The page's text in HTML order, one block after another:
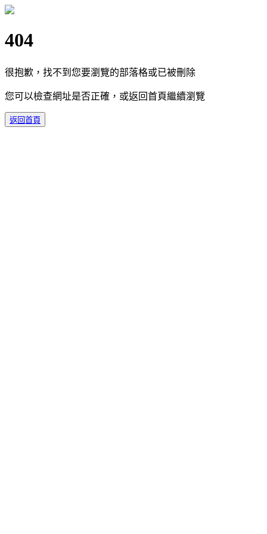
404
很抱歉，找不到您要瀏覽的部落格或已被刪除
您可以檢查網址是否正確，或返回首頁繼續瀏覽
返回首頁